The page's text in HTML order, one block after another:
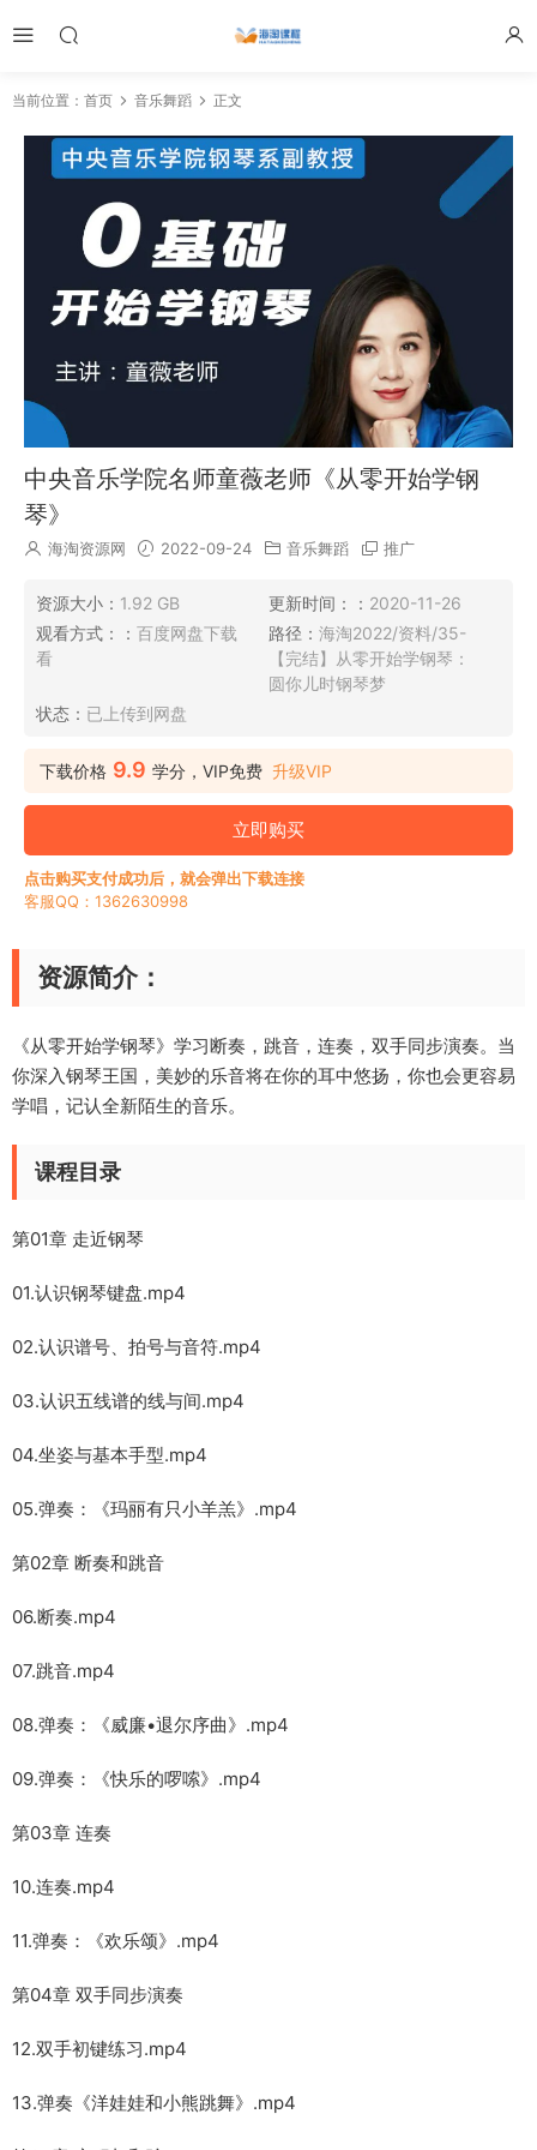
当前位置： 首页 音乐舞蹈 正文
中央音乐学院名师童薇老师《从零开始学钢
琴》
海淘资源网 2022-09-24 音乐舞蹈 推广
资源大小： 1.92 GB 更新时间：： 2020-11-26
观看方式：： 百度网盘下载
看
路径： 海淘2022/资料/35-
【完结】从零开始学钢琴：
圆你儿时钢琴梦
状态： 已上传到网盘
下载价格 9.9 学分，VIP免费 升级VIP
立即购买
点击购买支付成功后，就会弹出下载连接
客服QQ：1362630998
资源简介：
《从零开始学‭‮琴钢‬‬》学习断奏，跳音，连奏，双手‭‮步同‬‬演奏。当
你深入‭‮琴钢‬‬王国，美妙的乐音将在你的耳中悠扬，你也会更‭‮易容‬‬
学唱，记认‭‮新全‬‬陌生的音乐。
课程目录
第01章 走近钢琴
01.认识钢琴键盘.mp4
02.认识谱号、拍号与音符.mp4
03.认识五线谱的线与间.mp4
04.坐姿与基本手型.mp4
05.弹奏：《玛丽有只小羊羔》.mp4
第02章 断奏和跳音
06.断奏.mp4
07.跳音.mp4
08.弹奏：《威廉•退尔序曲》.mp4
09.弹奏：《快乐的啰嗦》.mp4
第03章 连奏
10.连奏.mp4
11.弹奏：《欢乐颂》.mp4
第04章 双手同步演奏
12.双手初键练习.mp4
13.弹奏《洋娃娃和小熊跳舞》.mp4